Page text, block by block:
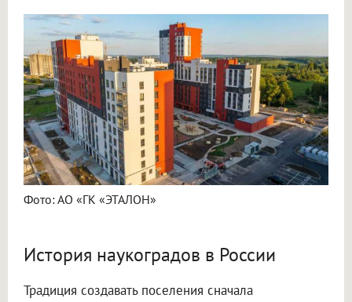
Фото: АО «ГК «ЭТАЛОН»
История наукоградов в России
Традиция создавать поселения сначала